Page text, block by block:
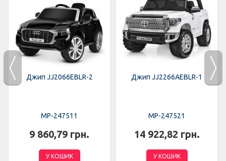
Джип JJ2066EBLR-2
MP-247511
9 860,79 грн.
У КОШИК
Джип JJ2266AEBLR-1
MP-247521
14 922,82 грн.
У КОШИК